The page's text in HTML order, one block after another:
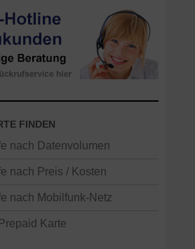
FINDEN
nach Datenvolumen
nach Preis / Kosten
nach Mobilfunk-Netz
Karte